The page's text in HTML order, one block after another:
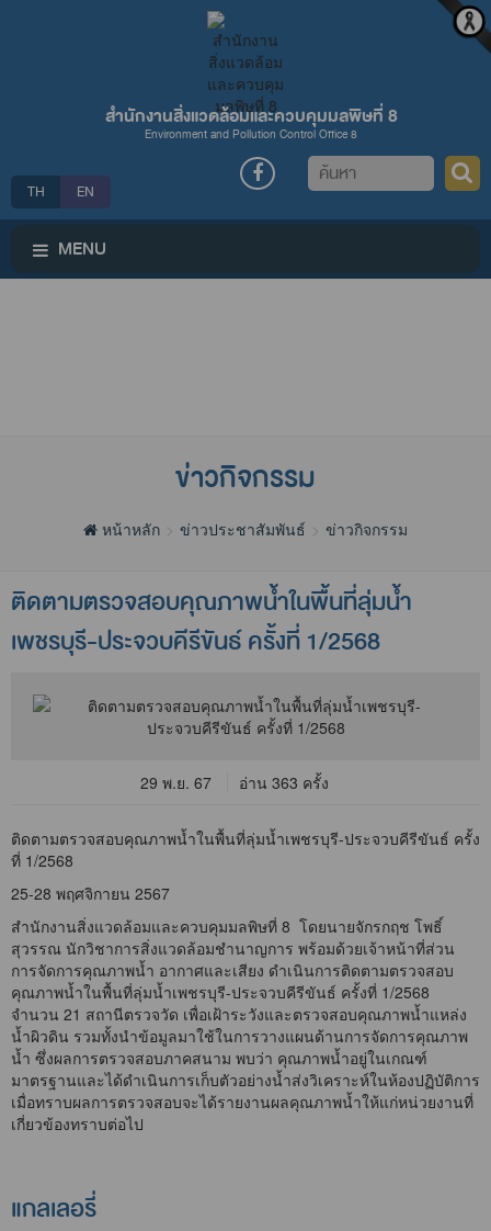
สำนักงานสิ่งแวดล้อมและควบคุมมลพิษที่ 8
Environment and Pollution Control Office 8
TH EN
ค้นหา
MENU
ข่าวกิจกรรม
หน้าหลัก ข่าวประชาสัมพันธ์ ข่าวกิจกรรม
ติดตามตรวจสอบคุณภาพน้ำในพื้นที่ลุ่มน้ำ
เพชรบุรี-ประจวบคีรีขันธ์ ครั้งที่ 1/2568
29 พ.ย. 67 อ่าน 363 ครั้ง
ติดตามตรวจสอบคุณภาพน้ำในพื้นที่ลุ่มน้ำเพชรบุรี-ประจวบคีรีขันธ์ ครั้ง
ที่ 1/2568
25-28 พฤศจิกายน 2567
สำนักงานสิ่งแวดล้อมและควบคุมมลพิษที่ 8 โดยนายจักรกฤช โพธิ์
สุวรรณ นักวิชาการสิ่งแวดล้อมชำนาญการ พร้อมด้วยเจ้าหน้าที่ส่วน
การจัดการคุณภาพน้ำ อากาศและเสียง ดำเนินการติดตามตรวจสอบ
คุณภาพน้ำในพื้นที่ลุ่มน้ำเพชรบุรี-ประจวบคีรีขันธ์ ครั้งที่ 1/2568
จำนวน 21 สถานีตรวจวัด เพื่อเฝ้าระวังและตรวจสอบคุณภาพน้ำแหล่ง
น้ำผิวดิน รวมทั้งนำข้อมูลมาใช้ในการวางแผนด้านการจัดการคุณภาพ
น้ำ ซึ่งผลการตรวจสอบภาคสนาม พบว่า คุณภาพน้ำอยู่ในเกณฑ์
มาตรฐานและได้ดำเนินการเก็บตัวอย่างน้ำส่งวิเคราะห์ในห้องปฏิบัติการ
เมื่อทราบผลการตรวจสอบจะได้รายงานผลคุณภาพน้ำให้แก่หน่วยงานที่
เกี่ยวข้องทราบต่อไป
แกลเลอรี่